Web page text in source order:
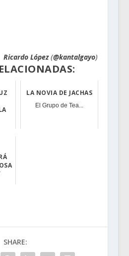
Ricardo López(@kantalgayo)
LA NOVIA DE JACHAS
El Grupo de Tea...
SHARE: